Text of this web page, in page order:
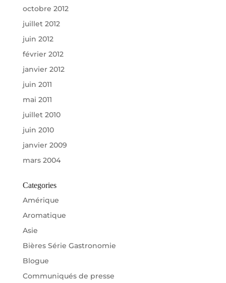
octobre 2012
juillet 2012
juin 2012
février 2012
janvier 2012
juin 2011
mai 2011
juillet 2010
juin 2010
janvier 2009
mars 2004
Categories
Amérique
Aromatique
Asie
Bières Série Gastronomie
Blogue
Communiqués de presse